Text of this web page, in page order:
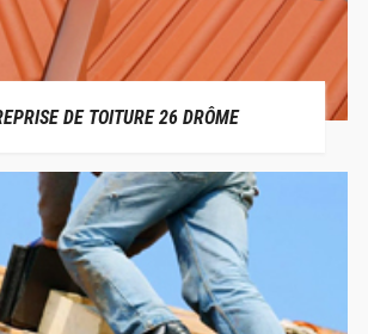
DE TOITURE 26 DRÔME